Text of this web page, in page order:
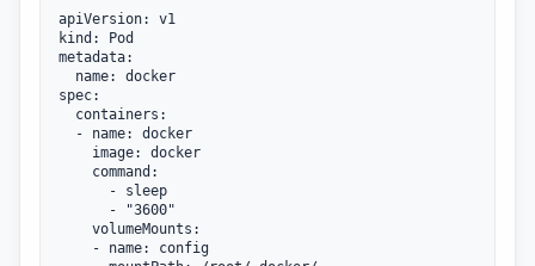
apiVersion: v1
kind: Pod
metadata:
spec: